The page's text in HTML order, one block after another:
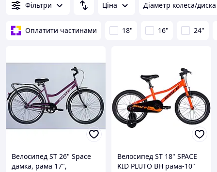
Фільтри Ціна Діаметр колеса/диска
Оплатити частинами 18" 16" 24"
Велосипед ST 26" Space
дамка, рама 17",
Велосипед ST 18" SPACE
KID PLUTO BH рама-10"